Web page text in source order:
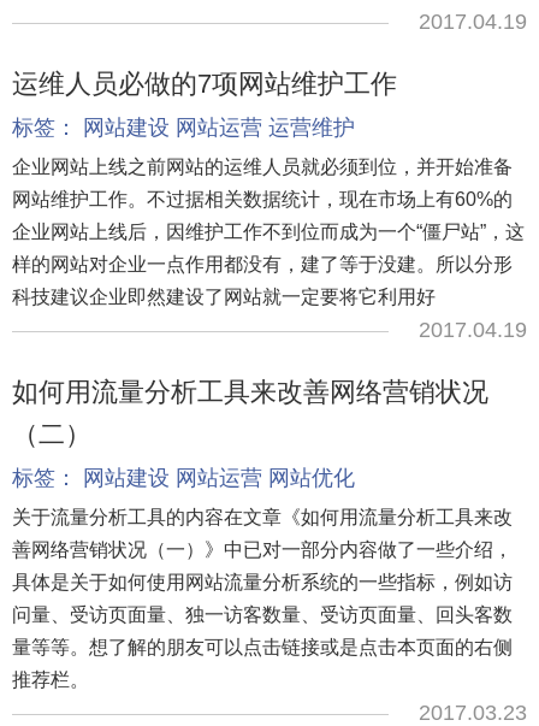
2017.04.19
运维人员必做的7项网站维护工作
标签： 网站建设 网站运营 运营维护
企业网站上线之前网站的运维人员就必须到位，并开始准备
网站维护工作。不过据相关数据统计，现在市场上有60%的
企业网站上线后，因维护工作不到位而成为一个“僵尸站”，这
样的网站对企业一点作用都没有，建了等于没建。所以分形
科技建议企业即然建设了网站就一定要将它利用好
2017.04.19
如何用流量分析工具来改善网络营销状况
（二）
标签： 网站建设 网站运营 网站优化
关于流量分析工具的内容在文章《如何用流量分析工具来改
善网络营销状况（一）》中已对一部分内容做了一些介绍，
具体是关于如何使用网站流量分析系统的一些指标，例如访
问量、受访页面量、独一访客数量、受访页面量、回头客数
量等等。想了解的朋友可以点击链接或是点击本页面的右侧
推荐栏。
2017.03.23